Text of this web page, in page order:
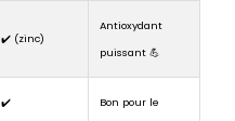
✔️ (zinc)
Antioxydant
puissant 💪
✔️
Bon pour le